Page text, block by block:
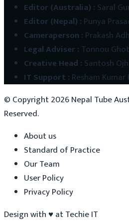
Editor (Australia) : Saral
Editor (Nepal) : Punya
Cameraperson : Prakash
Legal Adviser: Tonnou
Creative Head : Santosh
IT Support : Resham Kumar
© Copyright2026Nepal Tube
Reserved.
About us
Standard of Practice
Our Team
User Policy
Privacy Policy
Design with ♥atTechie IT